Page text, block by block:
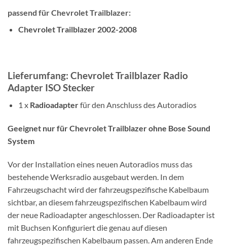
passend für Chevrolet Trailblazer:
Chevrolet Trailblazer 2002-2008
Lieferumfang: Chevrolet Trailblazer Radio
Adapter ISO Stecker
1 x Radioadapterfür den Anschluss des Autoradios
Geeignet nur für Chevrolet Trailblazer ohne Bose Sound
System
Vor der Installation eines neuen Autoradios muss das
bestehende Werksradio ausgebaut werden. In dem
Fahrzeugschacht wird der fahrzeugspezifische Kabelbaum
sichtbar, an diesem fahrzeugspezifischen Kabelbaum wird
der neue Radioadapter angeschlossen. Der Radioadapter ist
mit Buchsen Konfiguriert die genau auf diesen
fahrzeugspezifischen Kabelbaum passen. Am anderen Ende